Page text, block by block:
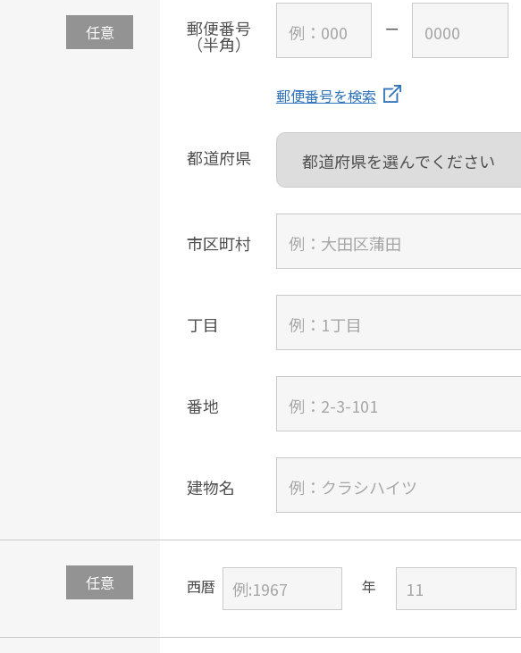
任意 郵便番号
（半角）
郵便番号を検索
都道府県
市区町村
丁目
番地
建物名
任意 西暦